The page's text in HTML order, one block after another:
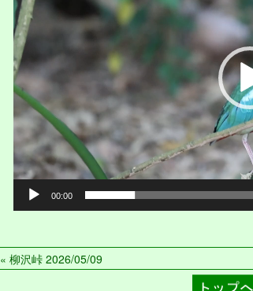
レ
ー
ヤ
ー
00:00
« 柳沢峠 2026/05/09